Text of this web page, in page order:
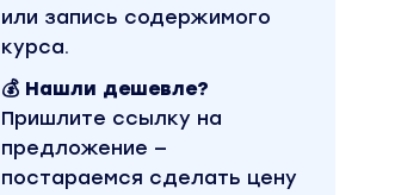
или запись содержимого
курса.
💰 Нашли дешевле?
Пришлите ссылку на
предложение —
постараемся сделать цену